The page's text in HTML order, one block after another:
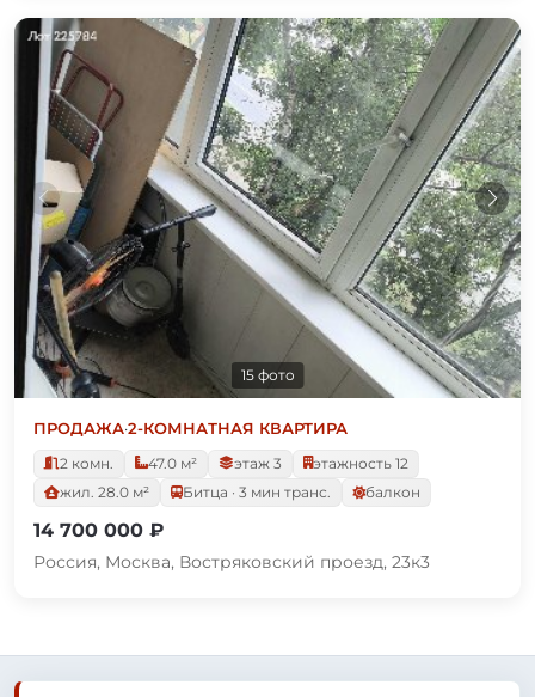
15 фото
ПРОДАЖА·2-КОМНАТНАЯ КВАРТИРА
2 комн.
47.0 м² этаж 3
этажность 12
жил. 28.0 м²
Битца · 3 мин транс. балкон
14 700 000 ₽
Россия, Москва, Востряковский проезд, 23к3